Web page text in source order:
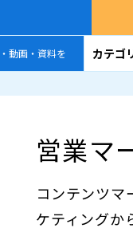
動画・資料を カテゴ
営業マ
コンテンツマ
ケティングか